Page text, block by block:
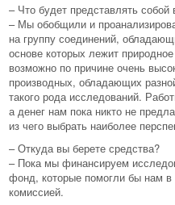
– Что будет представлять
– Мы обобщили и
на группу соединений,
основе которых лежит
возможно по причине очень
производных, обладающих
такого рода исследований.
а денег нам пока никто не
из чего выбрать наиболее
– Откуда вы берете средства?
– Пока мы финансируем
фонд, которые помогли бы нам в
комиссией.